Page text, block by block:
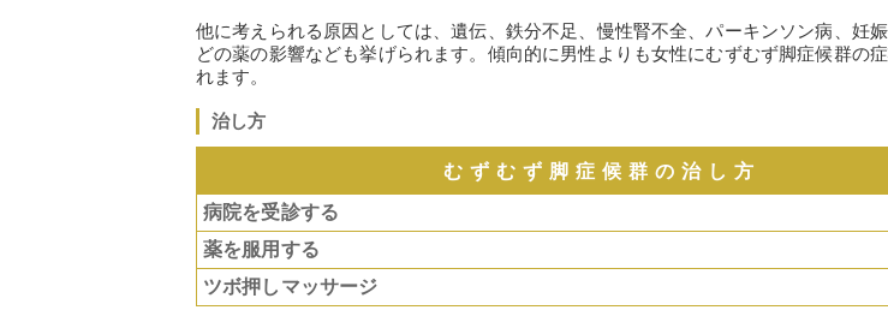
他に考えられる原因としては、遺伝、鉄分不足、慢性腎不全、パーキンソン病、妊
どの薬の影響なども挙げられます。傾向的に男性よりも女性にむずむず脚症候群の
れます。
治し方
むずむず脚症候群の治し方
病院を受診する
薬を服用する
ツボ押しマッサージ